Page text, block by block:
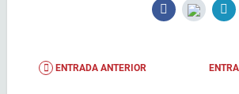
ENTRADA ANTERIOR